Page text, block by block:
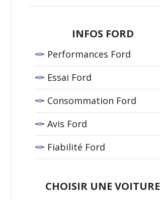
INFOS FORD
Performances Ford
Essai Ford
Consommation Ford
Avis Ford
Fiabilité Ford
CHOISIR UNE VOITURE